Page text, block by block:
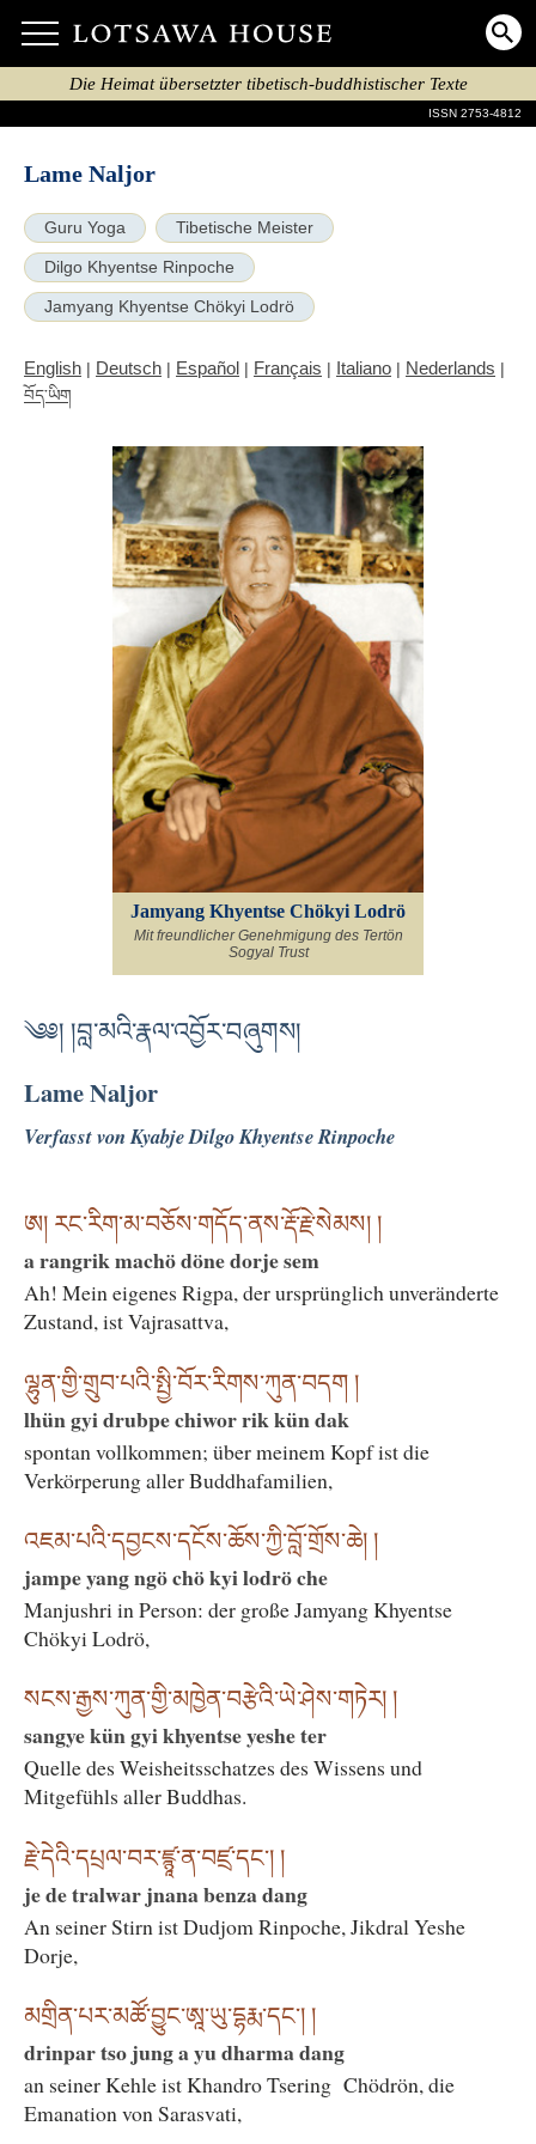
Die Heimat übersetzter tibetisch-buddhistischer Texte
ISSN 2753-4812
Lame Naljor
Guru Yoga Tibetische Meister
Dilgo Khyentse Rinpoche
Jamyang Khyentse Chökyi Lodrö
English | Deutsch | Español | Français | Italiano | Nederlands |
བོད་ཡིག
Jamyang Khyentse Chökyi Lodrö
Mit freundlicher Genehmigung des Tertön
Sogyal Trust
༄༅། །བླ་མའི་རྣལ་འབྱོར་བཞུགས།
Lame Naljor
Verfasst von Kyabje Dilgo Khyentse Rinpoche
ཨ། རང་རིག་མ་བཅོས་གདོད་ནས་རྡོ་རྗེ་སེམས། །
a rangrik machö döne dorje sem
Ah! Mein eigenes Rigpa, der ursprünglich unveränderte
Zustand, ist Vajrasattva,
ལྷུན་གྱི་གྲུབ་པའི་སྤྱི་བོར་རིགས་ཀུན་བདག །
lhün gyi drubpe chiwor rik kün dak
spontan vollkommen; über meinem Kopf ist die
Verkörperung aller Buddhafamilien,
འཇམ་པའི་དབྱངས་དངོས་ཆོས་ཀྱི་བློ་གྲོས་ཆེ། །
jampe yang ngö chö kyi lodrö che
Manjushri in Person: der große Jamyang Khyentse
Chökyi Lodrö,
སངས་རྒྱས་ཀུན་གྱི་མཁྱེན་བརྩེའི་ཡེ་ཤེས་གཏེར། །
sangye kün gyi khyentse yeshe ter
Quelle des Weisheitsschatzes des Wissens und
Mitgefühls aller Buddhas.
རྗེ་དེའི་དཔྲལ་བར་ཛྙཱ་ན་བཛྲ་དང་། །
je de tralwar jnana benza dang
An seiner Stirn ist Dudjom Rinpoche, Jikdral Yeshe
Dorje,
མགྲིན་པར་མཚོ་བྱུང་ཨཱ་ཡུ་དྷརྨ་དང་། །
drinpar tso jung a yu dharma dang
an seiner Kehle ist Khandro Tsering Chödrön, die
Emanation von Sarasvati,